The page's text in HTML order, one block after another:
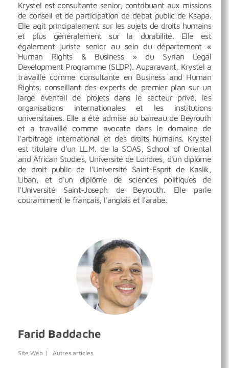
Krystel est consultante senior, contribuant aux missions
de conseil et de participation de débat public de Ksapa.
Elle agit principalement sur les sujets de droits humains
et plus généralement sur la durabilité. Elle est
également juriste senior au sein du département «
Human Rights & Business » du Syrian Legal
Development Programme (SLDP). Auparavant, Krystel a
travaillé comme consultante en Business and Human
Rights, conseillant des experts de premier plan sur un
large éventail de projets dans le secteur privé, les
organisations internationales et les institutions
universitaires. Elle a été admise au barreau de Beyrouth
et a travaillé comme avocate dans le domaine de
l'arbitrage international et des droits humains. Krystel
est titulaire d'un LL.M. de la SOAS, School of Oriental
and African Studies, Université de Londres, d'un diplôme
de droit public de l'Université Saint-Esprit de Kaslik,
Liban, et d'un diplôme de sciences politiques de
l'Université Saint-Joseph de Beyrouth. Elle parle
couramment le français, l'anglais et l'arabe.
Farid Baddache
Site Web | Autres articles